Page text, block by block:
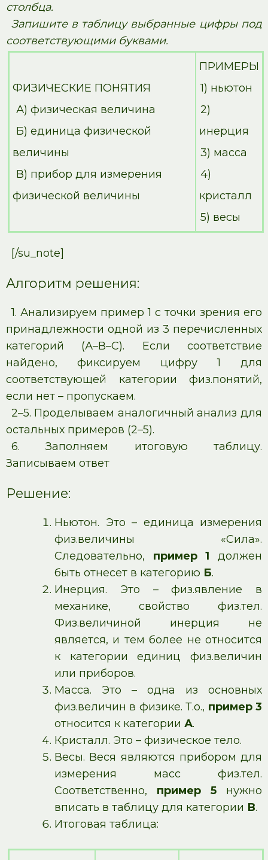
столбца.
Запишите в таблицу выбранные цифры под
соответствующими буквами.
ФИЗИЧЕСКИЕ ПОНЯТИЯ
А) физическая величина
Б) единица физической
величины
В) прибор для измерения
физической величины
ПРИМЕРЫ
1) ньютон
2)
инерция
3) масса
4)
кристалл
5) весы
[/su_note]
Алгоритм решения:
1. Анализируем пример 1 с точки зрения его
принадлежности одной из 3 перечисленных
категорий (А–В–С). Если соответствие
найдено, фиксируем цифру 1 для
соответствующей категории физ.понятий,
если нет – пропускаем.
2–5. Проделываем аналогичный анализ для
остальных примеров (2–5).
6. Заполняем итоговую таблицу.
Записываем ответ
Решение:
Ньютон. Это – единица измерения
физ.величины «Сила».
Следовательно, пример 1 должен
быть отнесет в категорию Б.
Инерция. Это – физ.явление в
механике, свойство физ.тел.
Физ.величиной инерция не
является, и тем более не относится
к категории единиц физ.величин
или приборов.
Масса. Это – одна из основных
физ.величин в физике. Т.о., пример 3
относится к категории А.
Кристалл. Это – физическое тело.
Весы. Веся являются прибором для
измерения масс физ.тел.
Соответственно, пример 5 нужно
вписать в таблицу для категории В.
Итоговая таблица: